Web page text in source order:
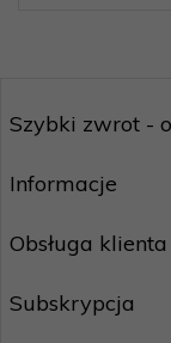
Szybki zwrot -
Informacje
Obsługa klienta
Subskrypcja